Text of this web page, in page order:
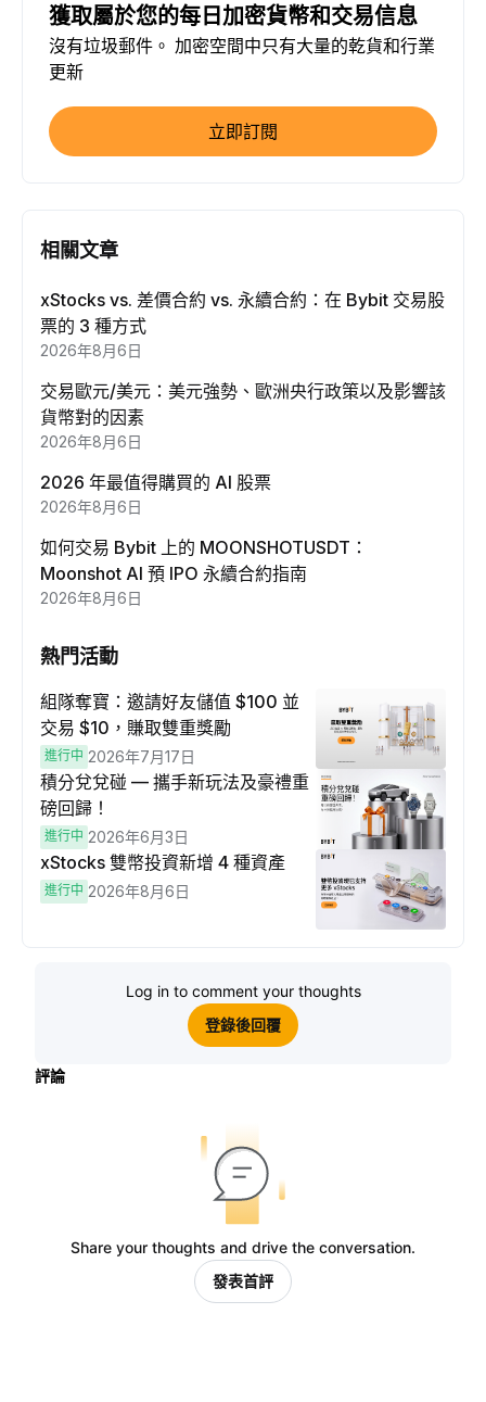
獲取屬於您的每日加密貨幣和交易信息
沒有垃圾郵件。 加密空間中只有大量的乾貨和行業
更新
立即訂閱
相關文章
xStocks vs. 差價合約 vs. 永續合約：在 Bybit 交易股
票的 3 種方式
2026年8月6日
交易歐元/美元：美元強勢、歐洲央行政策以及影響該
貨幣對的因素
2026年8月6日
2026 年最值得購買的 AI 股票
2026年8月6日
如何交易 Bybit 上的 MOONSHOTUSDT：
Moonshot AI 預 IPO 永續合約指南
2026年8月6日
熱門活動
組隊奪寶：邀請好友儲值 $100 並
交易 $10，賺取雙重獎勵
進行中 2026年7月17日
積分兌兌碰 — 攜手新玩法及豪禮重
磅回歸！
進行中 2026年6月3日
xStocks 雙幣投資新增 4 種資產
進行中 2026年8月6日
Log in to comment your thoughts
登錄後回覆
評論
Share your thoughts and drive the conversation.
發表首評